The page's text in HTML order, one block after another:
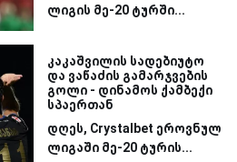
ლიგის მე-20 ტურში...
კაკაშვილის სადებიუტო
და ვაწაძის გამარჯვების
გოლი - დინამოს ქამბექი
სპაერთან
დღეს, Crystalbet ეროვნულ
ლიგაში მე-20 ტურის...